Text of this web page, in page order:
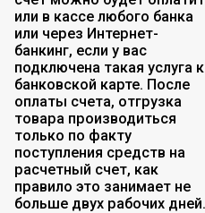
или в кассе любого банка
или через Интернет-
банкинг, если у вас
подключена такая услуга к
банковской карте. После
оплаты счета, отгрузка
товара производиться
только по факту
поступления средств на
расчетный счет, как
правило это занимает не
больше двух рабочих дней.